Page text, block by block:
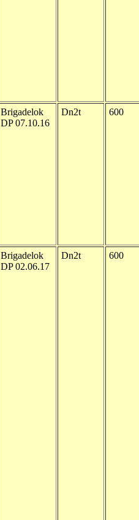
Brigadelok
DP 07.10.16
Dn2t 600
Brigadelok
DP 02.06.17
Dn2t 600